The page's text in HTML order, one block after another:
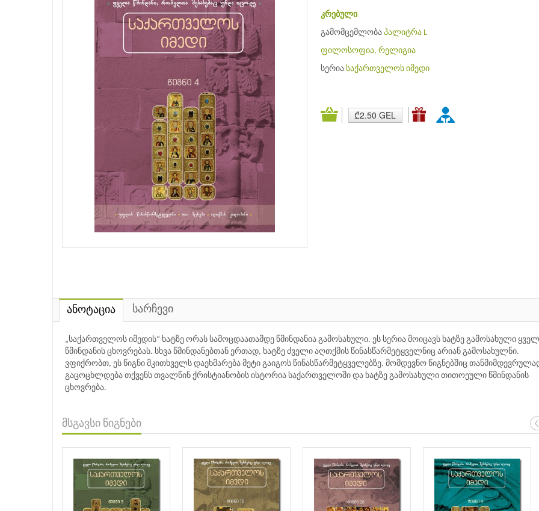
კრებული
გამომცემლობა პალიტრა L
ფილოსოფია, რელიგია
სერია საქართველოს იმედი
₾2.50 GEL
ანოტაცია სარჩევი
„საქართველოს იმედის“ ხატზე ორას სამოცდაათამდე წმინდანია გამოსახული. ეს სერია მოიცავს ხატზე გამოსახული
წმინდანის ცხოვრებას. სხვა წმინდანებთან ერთად, ხატზე ძველი აღთქმის წინასწარმეტყველნიც არიან გამოსახულნი.
ვფიქრობთ, ეს წიგნი მკითხველს დაეხმარება მეტი გაიგოს წინასწარმეტყველებზე. მომდევნო წიგნებშიც
გაცოცხლდება თქვენს თვალწინ ქრისტიანობის ისტორია საქართველოში და ხატზე გამოსახული თითოეული წმინდანის
ცხოვრება.
მსგავსი წიგნები